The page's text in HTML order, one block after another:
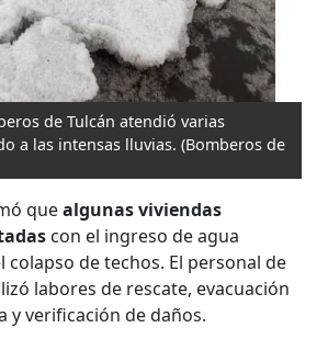
de Tulcán atendió varias
a las intensas lluvias. (Bomberos de
quealgunas viviendas
con el ingreso de agua
colapso de techos. El personal de
labores de rescate, evacuación
y verificación de daños.